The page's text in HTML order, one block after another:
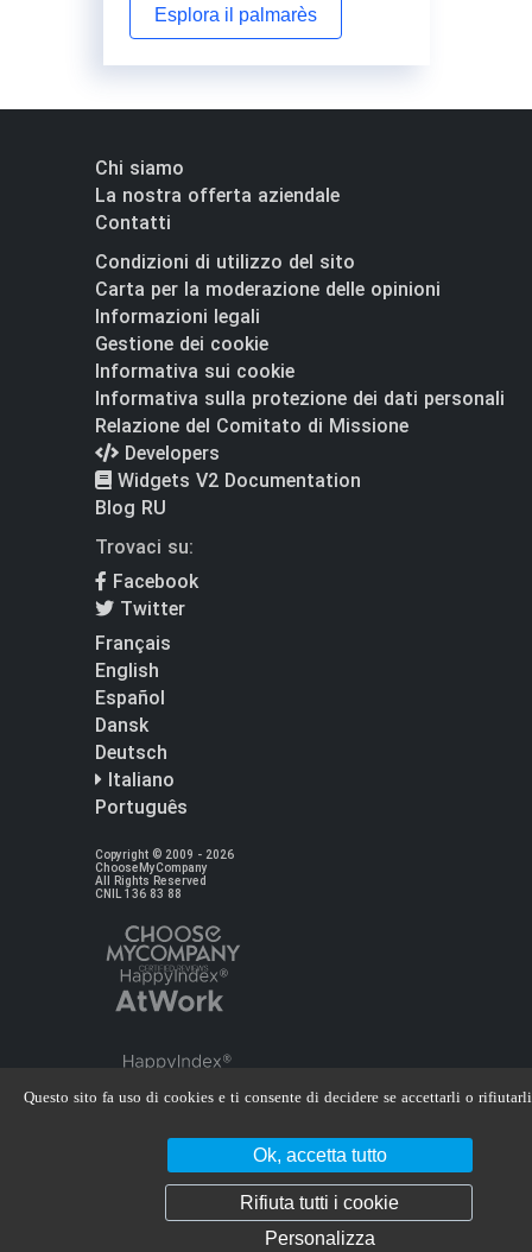
Esplora il palmarès
Chi siamo
La nostra offerta aziendale
Contatti
Condizioni di utilizzo del sito
Carta per la moderazione delle opinioni
Informazioni legali
Gestione dei cookie
Informativa sui cookie
Informativa sulla protezione dei dati personali
Relazione del Comitato di Missione
Developers
Widgets V2 Documentation
Blog RU
Trovaci su:
Facebook
Twitter
Français
English
Español
Dansk
Deutsch
Italiano
Português
Copyright © 2009 - 2026
ChooseMyCompany
All Rights Reserved
CNIL 136 83 88
Questo sito fa uso di cookies e ti consente di decidere se accettarli o rifiutarli
Ok, accetta tutto
Rifiuta tutti i cookie
Personalizza